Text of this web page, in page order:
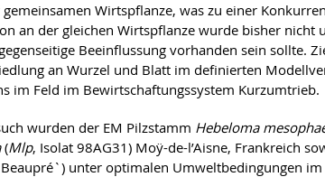
Wirtspflanze, was zu einer
an der gleichen Wirtspflanze wurde bisher
Beeinflussung vorhanden sein sollte.
an Wurzel und Blatt im definierten
im Feld im Bewirtschaftungssystem Kurzumtrieb.
wurden der EM Pilzstamm Hebeloma
(Mlp, Isolat 98AG31) Moÿ-de-l’Aisne, Frankreich
unter optimalen Umweltbedingungen